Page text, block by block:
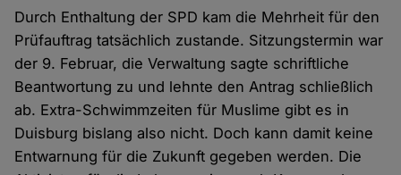
Durch Enthaltung der SPD kam die Mehrheit für den
Prüfauftrag tatsächlich zustande. Sitzungstermin war
der 9. Februar, die Verwaltung sagte schriftliche
Beantwortung zu und lehnte den Antrag schließlich
ab. Extra-Schwimmzeiten für Muslime gibt es in
Duisburg bislang also nicht. Doch kann damit keine
Entwarnung für die Zukunft gegeben werden. Die